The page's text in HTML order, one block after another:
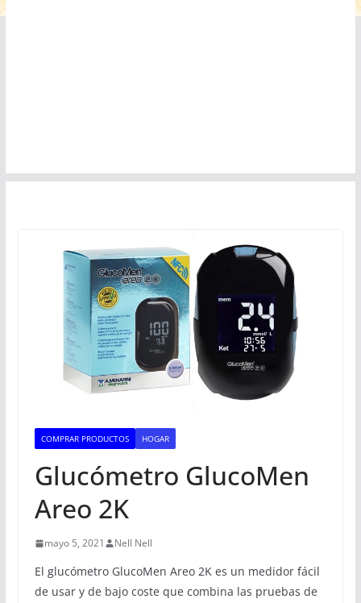
COMPRAR PRODUCTOS HOGAR
Glucómetro GlucoMen
Areo 2K
mayo 5, 2021 Nell Nell
El glucómetro GlucoMen Areo 2K es un medidor fácil
de usar y de bajo coste que combina las pruebas de